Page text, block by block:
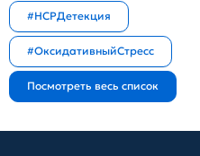
#HCPДетекция
#ОксидативныйСтресс